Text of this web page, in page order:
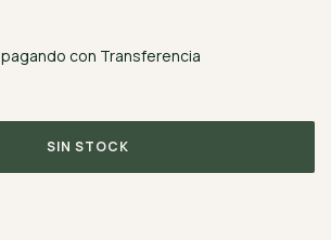
pagando con Transferencia